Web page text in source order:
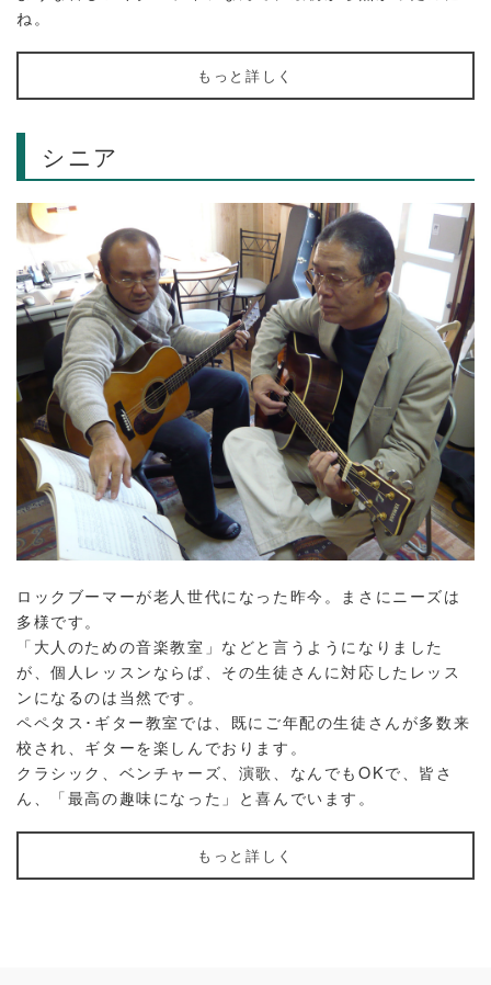
ね。
もっと詳しく
シニア
ロックブーマーが老人世代になった昨今。まさにニーズは
多様です。
「大人のための音楽教室」などと言うようになりました
が、個人レッスンならば、その生徒さんに対応したレッス
ンになるのは当然です。
ペペタス･ギター教室では、既にご年配の生徒さんが多数来
校され、ギターを楽しんでおります。
クラシック、ベンチャーズ、演歌、なんでもOKで、皆さ
ん、「最高の趣味になった」と喜んでいます。
もっと詳しく